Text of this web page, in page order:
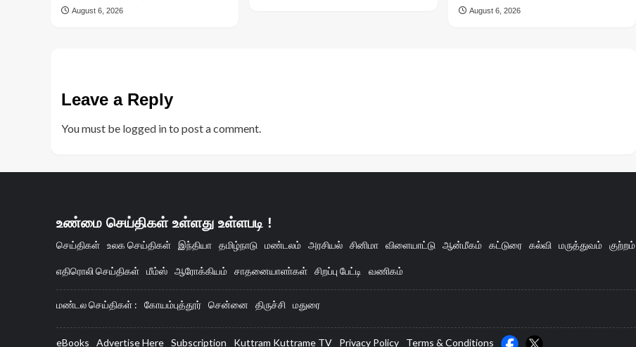
August 6, 2026 August 6, 2026
Leave a Reply
You must be logged into post a comment.
உண்மை செய்திகள் உள்ளது உள்ளபடி !
செய்திகள் உலக செய்திகள் இந்தியா தமிழ்நாடு மண்டலம் அரசியல் சினிமா விளையாட்டு ஆன்மீகம் கட்டுரை கல்வி மருத்துவம் குற்றம்
எதிரொலி செய்திகள் மீம்ஸ் ஆரோக்கியம் சாதனையாளா்கள் சிறப்பு பேட்டி வணிகம்
மண்டல செய்திகள் : கோயம்புத்தூர் சென்னை திருச்சி மதுரை
eBooks Advertise Here Subscription Kuttram Kuttrame TV Privacy Policy Terms & Conditions